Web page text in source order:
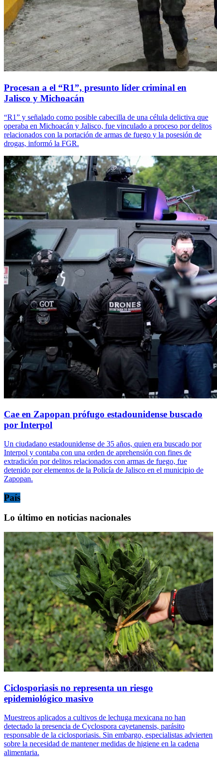
Procesan a el “R1”, presunto líder criminal en
Jalisco y Michoacán
“R1” y señalado como posible cabecilla de una célula delictiva que
operaba en Michoacán y Jalisco, fue vinculado a proceso por delitos
relacionados con la portación de armas de fuego y la posesión de
drogas, informó la FGR.
Cae en Zapopan prófugo estadounidense buscado
por Interpol
Un ciudadano estadounidense de 35 años, quien era buscado por
Interpol y contaba con una orden de aprehensión con fines de
extradición por delitos relacionados con armas de fuego, fue
detenido por elementos de la Policía de Jalisco en el municipio de
Zapopan.
País
Lo último en noticias nacionales
Ciclosporiasis no representa un riesgo
epidemiológico masivo
Muestreos aplicados a cultivos de lechuga mexicana no han
detectado la presencia de Cyclospora cayetanensis, parásito
responsable de la ciclosporiasis. Sin embargo, especialistas advierten
sobre la necesidad de mantener medidas de higiene en la cadena
alimentaria.